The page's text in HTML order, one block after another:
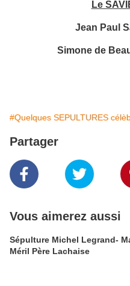
Le
Jean Paul
Simone de
#Quelques SEPULTURES
Partager
Vous aimerez aussi
Sépulture Michel Legrand-
Méril Père Lachaise